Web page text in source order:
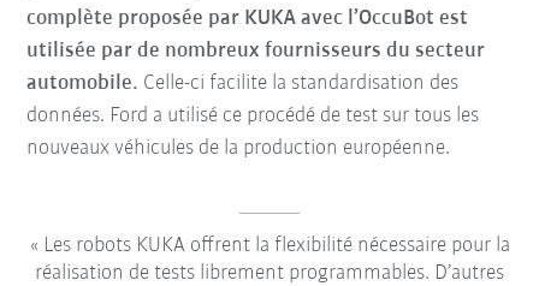
complète proposée par KUKA avec l’OccuBot est
utilisée par de nombreux fournisseurs du secteur
automobile. Celle-ci facilite la standardisation des
données. Ford a utilisé ce procédé de test sur tous les
nouveaux véhicules de la production européenne.
Les robots KUKA offrent la flexibilité nécessaire pour la
réalisation de tests librement programmables. D’autres